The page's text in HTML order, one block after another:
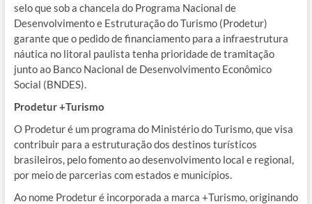
selo que sob a chancela do Programa Nacional de
Desenvolvimento e Estruturação do Turismo (Prodetur)
garante que o pedido de financiamento para a infraestrutura
náutica no litoral paulista tenha prioridade de tramitação
junto ao Banco Nacional de Desenvolvimento Econômico
Social (BNDES).
Prodetur +Turismo
O Prodetur é um programa do Ministério do Turismo, que visa
contribuir para a estruturação dos destinos turísticos
brasileiros, pelo fomento ao desenvolvimento local e regional,
por meio de parcerias com estados e municípios.
Ao nome Prodetur é incorporada a marca +Turismo, originando